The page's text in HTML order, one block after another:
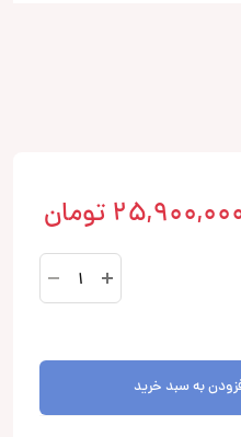
تومان
DDX419BTM
پخش
به سبد خرید